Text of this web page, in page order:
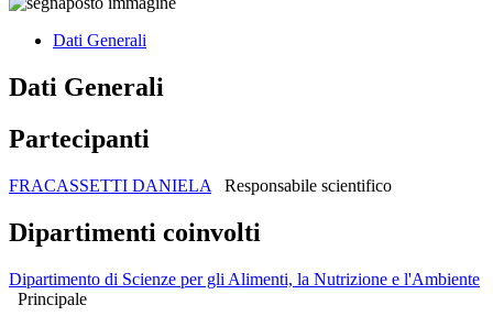
Dati Generali
Dati Generali
Partecipanti
FRACASSETTI DANIELA Responsabile scientifico
Dipartimenti coinvolti
Dipartimento di Scienze per gli Alimenti, la Nutrizione e l'Ambiente
Principale